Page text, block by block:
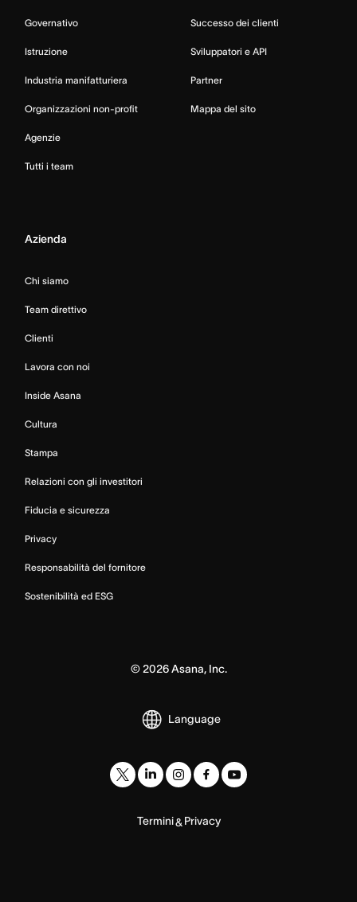
Governativo
Istruzione
Industria manifatturiera
Organizzazioni non-profit
Agenzie
Tutti i team
Successo dei clienti
Sviluppatori e API
Partner
Mappa del sito
Azienda
Chi siamo
Team direttivo
Clienti
Lavora con noi
Inside Asana
Cultura
Stampa
Relazioni con gli investitori
Fiducia e sicurezza
Privacy
Responsabilità del fornitore
Sostenibilità ed ESG
© 2026Asana, Inc.
Language
Termini& Privacy